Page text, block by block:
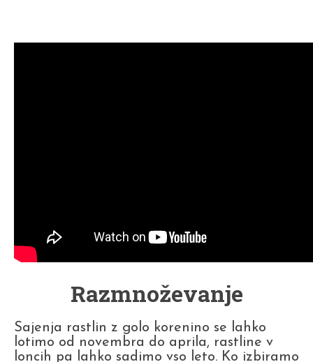
Razmnoževanje
Sajenja rastlin z golo korenino se lahko
lotimo od novembra do aprila, rastline v
loncih pa lahko sadimo vso leto. Ko izbiramo